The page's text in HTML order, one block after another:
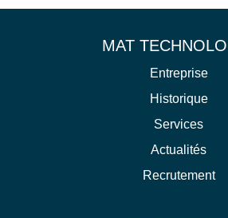
MAT
Entreprise
Historique
Services
Actualités
Recrutement